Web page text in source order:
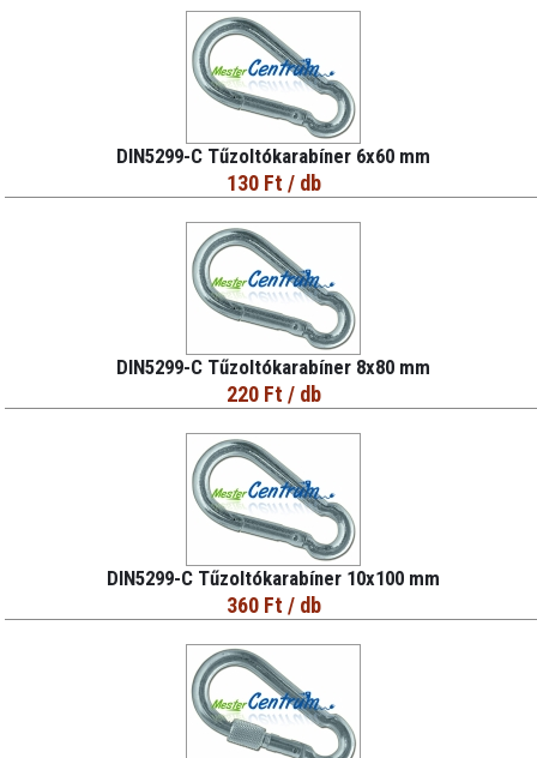
DIN5299-C Tűzoltókarabíner 6x60 mm
130 Ft / db
DIN5299-C Tűzoltókarabíner 8x80 mm
220 Ft / db
DIN5299-C Tűzoltókarabíner 10x100 mm
360 Ft / db